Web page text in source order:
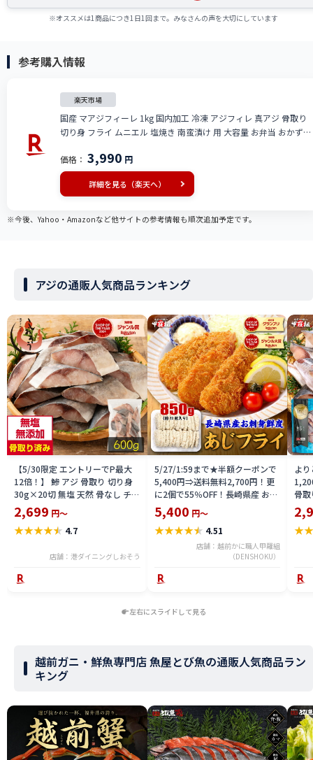
※オススメは1商品につき1日1回まで。みなさんの声を大切にしています
参考購入情報
楽天市場
国産 マアジフィーレ 1kg 国内加工 冷凍 アジフィレ 真アジ 骨取り
切り身 フライ ムニエル 塩焼き 南蛮漬け 用 大容量 お弁当 おかず
価格： 3,990 円
詳細を見る（楽天へ）
※今後、Yahoo・Amazonなど他サイトの参考情報も順次追加予定です。
アジの通販人気商品ランキング
【5/30限定 エントリーでP最大
12倍！】 鯵 アジ 骨取り 切り身
30g×20切 無塩 天然 骨なし チャ
ック袋 バラ凍結 冷凍 2個購入
500円 3個購入1,200円 OFF まと
め買いクーポン付 塩なし 骨抜き
2,699 円～
★★★★★ 4.7
店舗：港ダイニングしおそう
5/27/1:59まで★半額クーポンで
5,400円⇒送料無料2,700円！更
に2個で55％OFF！長崎県産 お刺
身鮮度アジフライ 850g 20枚前
後 あじ 鯵 あじフライ お弁当 冷
凍 食品 簡単 揚げるだけ 仕送り
送料無料 時短 おかず 人気 定番
5,400 円～
★★★★★ 4.51
店舗：越前かに職人甲羅組
（DENSHOKU）
よ
骨
切
あ
身】
★
左右にスライドして見る
越前ガニ・鮮魚専門店 魚屋とび魚の通販人気商品ラン
キング